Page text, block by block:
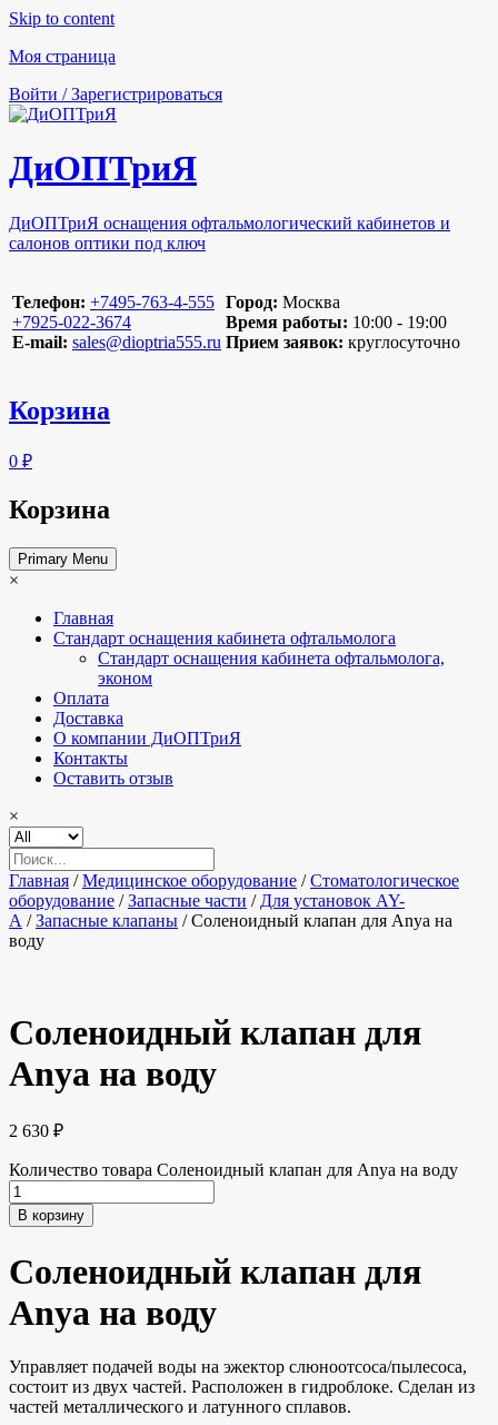
Skip to content
Моя страница
Войти / Зарегистрироваться
ДиОПТриЯ
ДиОПТриЯ оснащения офтальмологический кабинетов и
салонов оптики под ключ
Телефон: ‪+7495-763-4-555‬
‪+7925-022-3674‬
E-mail: sales@dioptria555.ru
Город: Москва
Время работы: 10:00 - 19:00
Прием заявок: круглосуточно
Корзина
0 ₽
Корзина
Primary Menu
×
Главная
Стандарт оснащения кабинета офтальмолога
Стандарт оснащения кабинета офтальмолога,
эконом
Оплата
Доставка
О компании ДиОПТриЯ
Контакты
Оставить отзыв
×
Главная /Медицинское оборудование /Стоматологическое
оборудование /Запасные части / Для установок AY-
A /Запасные клапаны / Соленоидный клапан для Anya на
воду
Соленоидный клапан для
Anya на воду
2 630 ₽
Количество товара Соленоидный клапан для Anya на воду
В корзину
Соленоидный клапан для
Anya на воду
Управляет подачей воды на эжектор слюноотсоса/пылесоса,
состоит из двух частей. Расположен в гидроблоке. Сделан из
частей металлического и латунного сплавов.